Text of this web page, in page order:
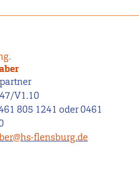
V1.10
805 1241 oder 0461
flensburg.de